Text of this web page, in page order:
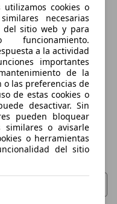
utilizamos cookies o
necesarias
del sitio web y para
a la actividad
importantes
de la
las preferencias de
de estas cookies o
desactivar. Sin
pueden bloquear
similares o avisarle
o herramientas
del sitio